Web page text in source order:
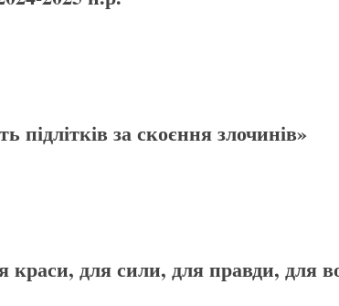
підлітків за скоєння злочинів»
для сили, для правди, для